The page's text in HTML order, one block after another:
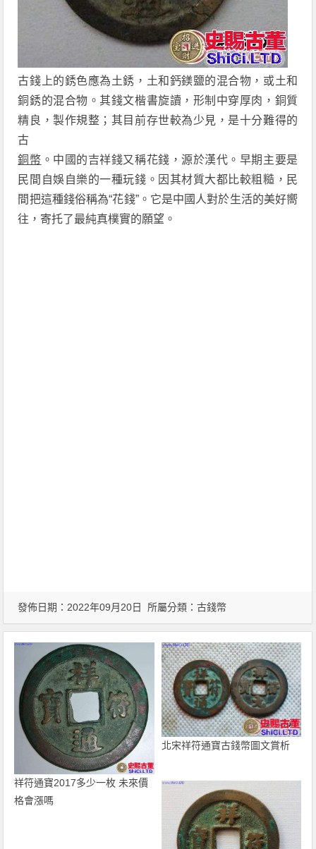
古錢上的銹色應為土銹，土和鈣鎂鹽的混合物，或土和
銅銹的混合物。其錢文楷書旋讀，形制中穿厚肉，銅質
精良，製作規整；其目前存世較為少見，是十分難得的
古
銅幣 。中國的吉祥錢又稱花錢，源於漢代。早期主要是
民間自娛自樂的一種玩錢。因其材質大都比較粗糙，民
間把這種錢俗稱為“花錢”。它是中國人對於生活的美好嚮
往，寄托了最純真樸實的願望。
發佈日期：2022年09月20日 所屬分類：古錢幣
祥符通寶2017多少一枚 未來價
格會漲嗎
北宋祥符通寶古錢幣圖文賞析